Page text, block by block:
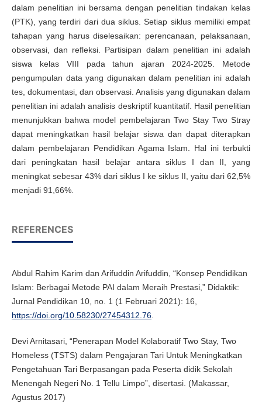
dalam penelitian ini bersama dengan penelitian tindakan kelas
(PTK), yang terdiri dari dua siklus. Setiap siklus memiliki empat
tahapan yang harus diselesaikan: perencanaan, pelaksanaan,
observasi, dan refleksi. Partisipan dalam penelitian ini adalah
siswa kelas VIII pada tahun ajaran 2024-2025. Metode
pengumpulan data yang digunakan dalam penelitian ini adalah
tes, dokumentasi, dan observasi. Analisis yang digunakan dalam
penelitian ini adalah analisis deskriptif kuantitatif. Hasil penelitian
menunjukkan bahwa model pembelajaran Two Stay Two Stray
dapat meningkatkan hasil belajar siswa dan dapat diterapkan
dalam pembelajaran Pendidikan Agama Islam. Hal ini terbukti
dari peningkatan hasil belajar antara siklus I dan II, yang
meningkat sebesar 43% dari siklus I ke siklus II, yaitu dari 62,5%
menjadi 91,66%.
REFERENCES
Abdul Rahim Karim dan Arifuddin Arifuddin, “Konsep Pendidikan
Islam: Berbagai Metode PAI dalam Meraih Prestasi,” Didaktik:
Jurnal Pendidikan 10, no. 1 (1 Februari 2021): 16,
https://doi.org/10.58230/27454312.76.
Devi Arnitasari, “Penerapan Model Kolaboratif Two Stay, Two
Homeless (TSTS) dalam Pengajaran Tari Untuk Meningkatkan
Pengetahuan Tari Berpasangan pada Peserta didik Sekolah
Menengah Negeri No. 1 Tellu Limpo”, disertasi. (Makassar,
Agustus 2017)